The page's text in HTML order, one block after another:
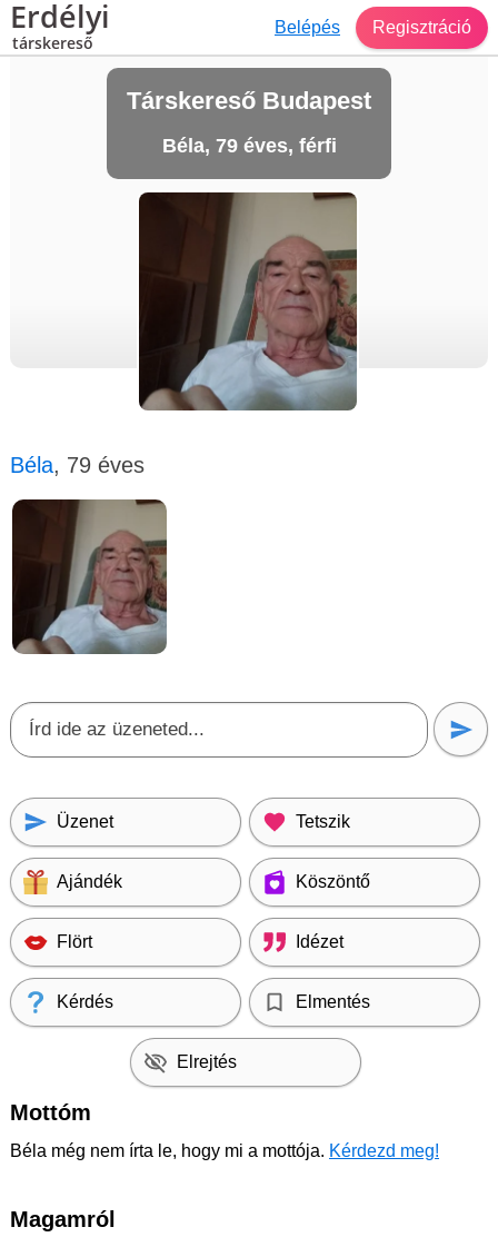
Erdélyi
társkereső
Belépés Regisztráció
Társkereső Budapest
Béla, 79 éves, férfi
Béla, 79 éves
Üzenet Tetszik
Ajándék Köszöntő
Flört Idézet
Kérdés Elmentés
Elrejtés
Mottóm
Béla még nem írta le, hogy mi a mottója. Kérdezd meg!
Magamról